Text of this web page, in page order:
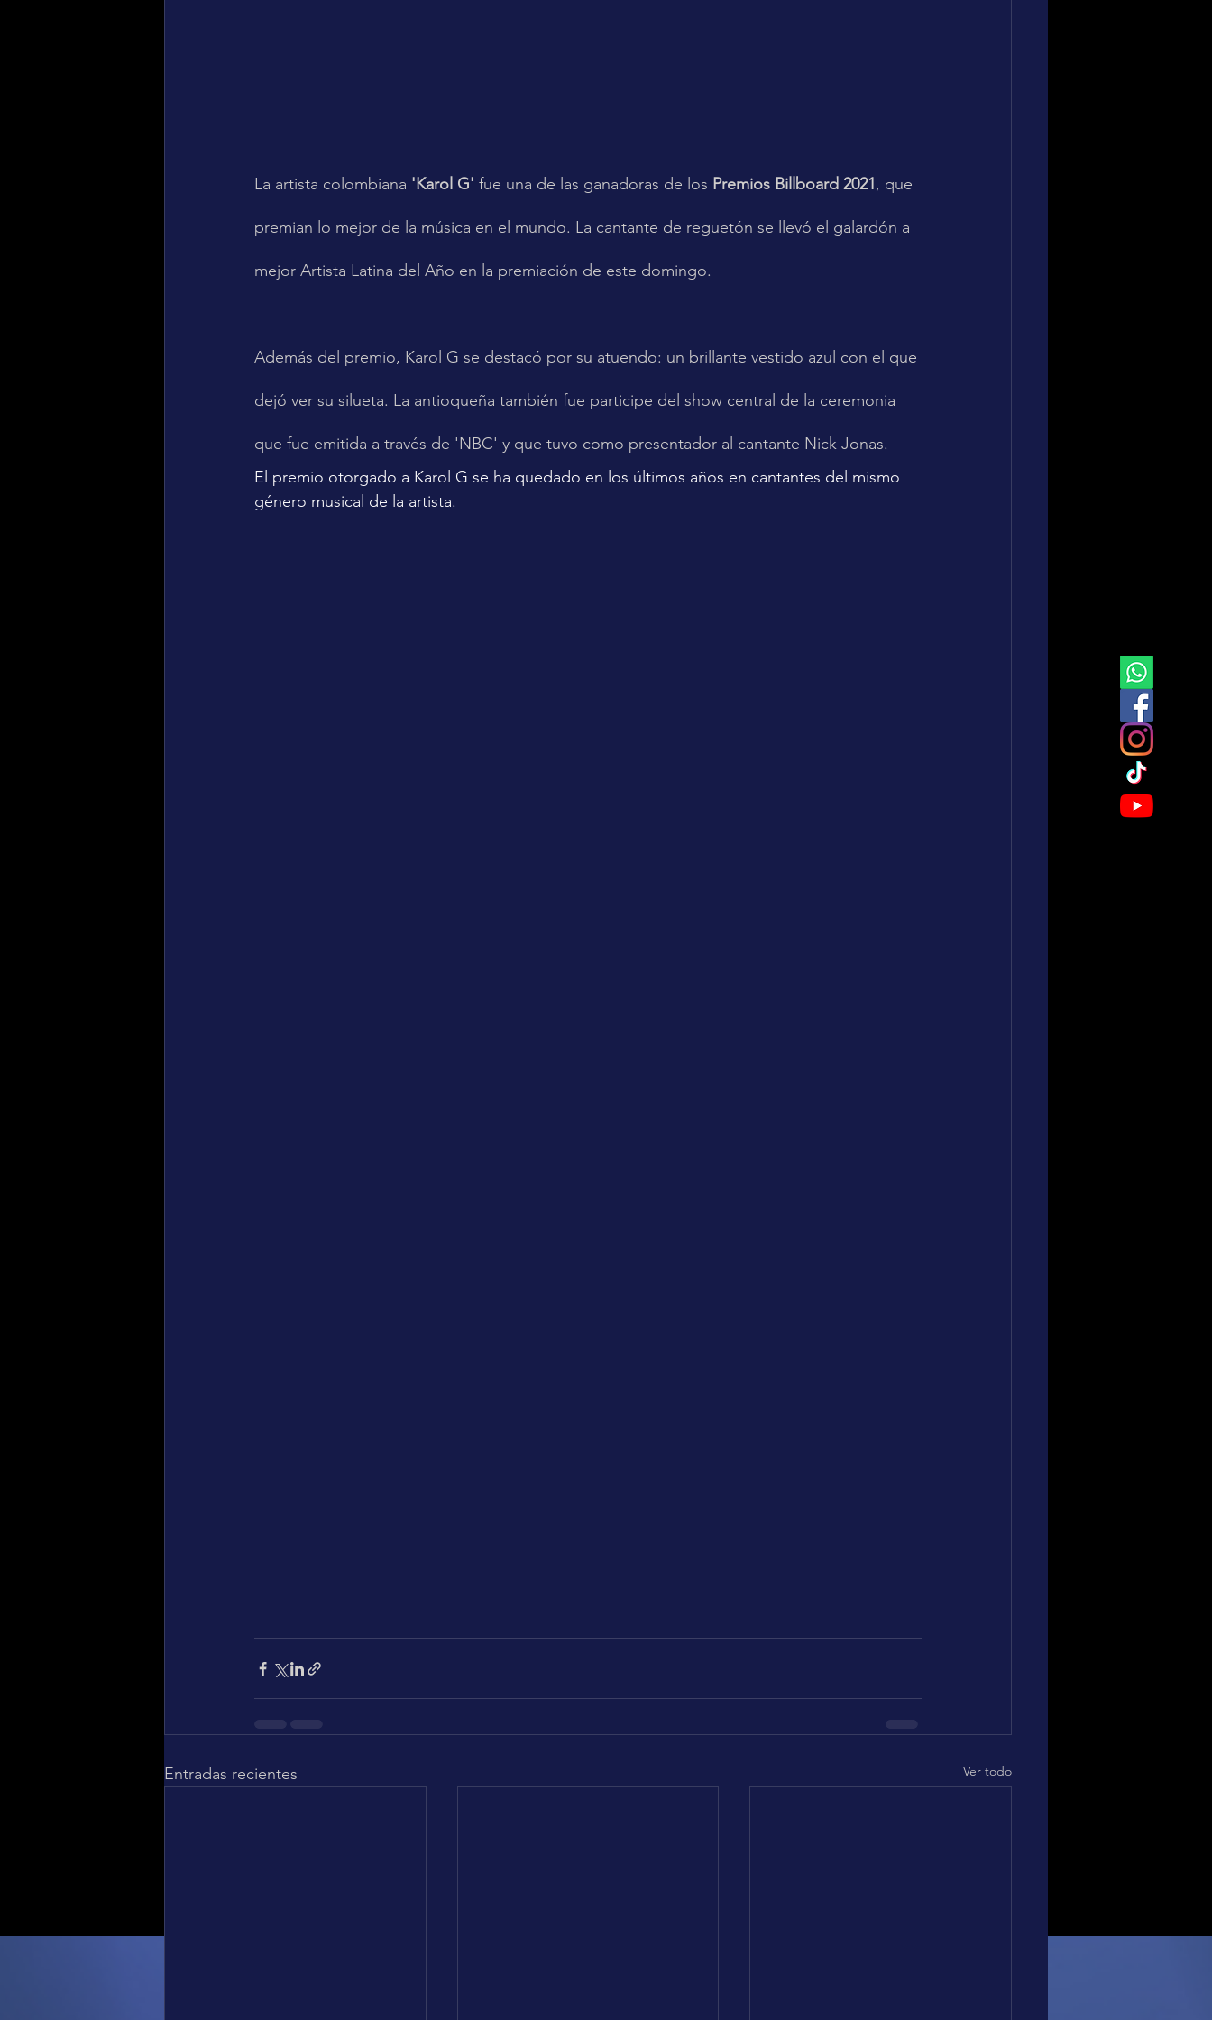
La artista colombiana 'Karol G' fue una de las ganadoras de los Premios Billboard 2021, que
premian lo mejor de la música en el mundo. La cantante de reguetón se llevó el galardón a
mejor Artista Latina del Año en la premiación de este domingo.
Además del premio, Karol G se destacó por su atuendo: un brillante vestido azul con el que
dejó ver su silueta. La antioqueña también fue participe del show central de la ceremonia
que fue emitida a través de 'NBC' y que tuvo como presentador al cantante Nick Jonas.
El premio otorgado a Karol G se ha quedado en los últimos años en cantantes del mismo
género musical de la artista.
Entradas recientes Ver todo